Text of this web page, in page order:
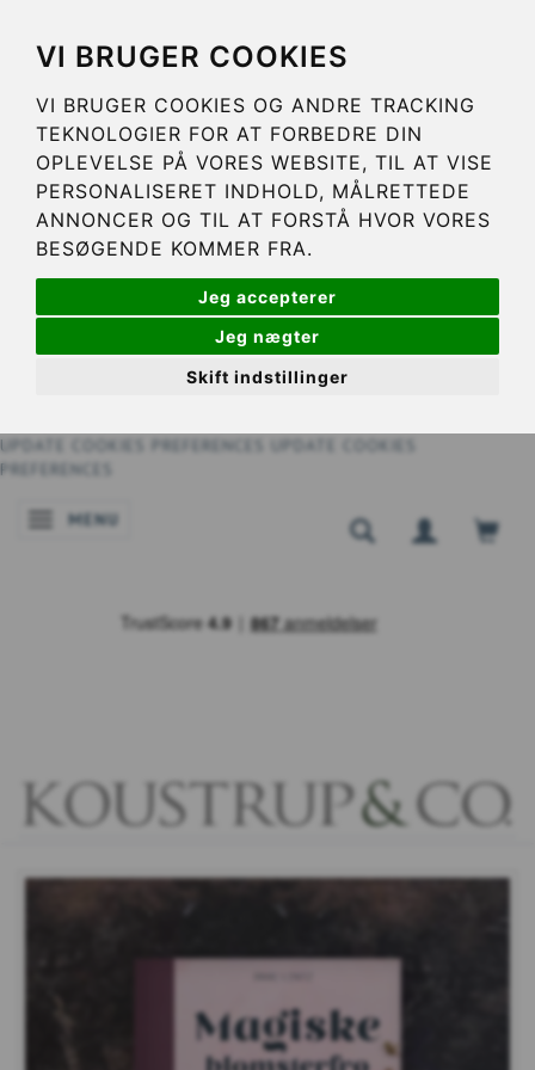
VI BRUGER COOKIES
VI BRUGER COOKIES OG ANDRE TRACKING
TEKNOLOGIER FOR AT FORBEDRE DIN
OPLEVELSE PÅ VORES WEBSITE, TIL AT VISE
PERSONALISERET INDHOLD, MÅLRETTEDE
ANNONCER OG TIL AT FORSTÅ HVOR VORES
BESØGENDE KOMMER FRA.
Jeg accepterer
Jeg nægter
Skift indstillinger
UPDATE COOKIES PREFERENCES
UPDATE COOKIES
PREFERENCES
SKIFTE NAVIGATION
MENU